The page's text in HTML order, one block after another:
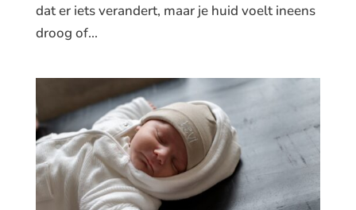
dat er iets verandert, maar je huid voelt ineens
droog of...